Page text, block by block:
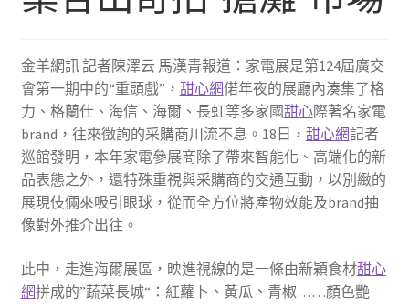
金羊網訊 記者陳澤云 馬漢青報道：家電展是第124屆廣交
會第一期中的“重頭戲”， 甜心網偌年夜的展廳內湊集了格
力、格蘭仕、海信、海爾、長虹等多家國甜心際著名家電
brand，往來徵詢的采購商川流不息。18日， 甜心網記者
巡館發明，本年家電參展商除了帶來智能化、高端化的新
品表態之外，還特殊重視與采購商的交通互動，以別緻的
展現伎倆來吸引眼球，從而全方位將產物效能及brand抽
像對外推介出往。
此中，走進海爾展區，映進視線的是一條由新穎食材甜心
網拼成的”蔬菜長城“：紅蘿卜、黃瓜、青椒……顏色艷